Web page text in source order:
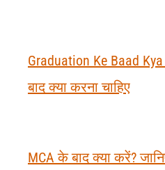
Graduation Ke Baad
बाद क्या करना चाहिए
MCA के बाद क्या करें?